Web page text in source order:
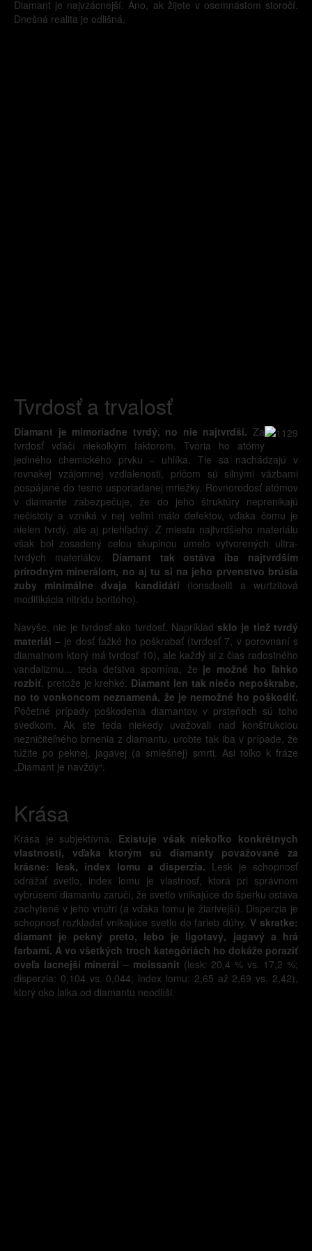
Diamant je najvzácnejší. Áno, ak žijete v osemnástom storočí.
Dnešná realita je odlišná.
Tvrdosť a trvalosť
Diamant je mimoriadne tvrdý, no nie najtvrdší. Za
tvrdosť vďačí niekoľkým faktorom. Tvoria ho atómy
jediného chemického prvku – uhlíka. Tie sa nachádzajú v
rovnakej vzájomnej vzdialenosti, pričom sú silnými väzbami
pospájané do tesno usporiadanej mriežky. Rovnorodosť atómov
v diamante zabezpečuje, že do jeho štruktúry neprenikajú
nečistoty a vzniká v nej veľmi málo defektov, vďaka čomu je
nielen tvrdý, ale aj priehľadný. Z miesta najtvrdšieho materiálu
však bol zosadený celou skupinou umelo vytvorených ultra-
tvrdých materiálov. Diamant tak ostáva iba najtvrdším
prírodným minerálom, no aj tu si na jeho prvenstvo brúsia
zuby minimálne dvaja kandidáti (lonsdaelit a wurtzitová
modifikácia nitridu boritého).
Navyše, nie je tvrdosť ako tvrdosť. Napríklad sklo je tiež tvrdý
materiál – je dosť ťažké ho poškrabať (tvrdosť 7, v porovnaní s
diamatnom ktorý má tvrdosť 10), ale každý si z čias radostného
vandalizmu... teda detstva spomína, že je možné ho ľahko
rozbiť, pretože je krehké. Diamant len tak niečo nepoškrabe,
no to vonkoncom neznamená, že je nemožné ho poškodiť.
Početné prípady poškodenia diamantov v prsteňoch sú toho
svedkom. Ak ste teda niekedy uvažovali nad konštrukciou
nezničiteľného brnenia z diamantu, urobte tak iba v prípade, že
túžite po peknej, jagavej (a smiešnej) smrti. Asi toľko k fráze
„Diamant je navždy“.
Krása
Krása je subjektívna. Existuje však niekoľko konkrétnych
vlastností, vďaka ktorým sú diamanty považované za
krásne: lesk, index lomu a disperzia. Lesk je schopnosť
odrážať svetlo, index lomu je vlastnosť, ktorá pri správnom
vybrúsení diamantu zaručí, že svetlo vnikajúce do šperku ostáva
zachytené v jeho vnútri (a vďaka tomu je žiarivejší). Disperzia je
schopnosť rozkladať vnikajúce svetlo do farieb dúhy.V skratke:
diamant je pekný preto, lebo je ligotavý, jagavý a hrá
farbami. A vo všetkých troch kategóriách ho dokáže poraziť
oveľa lacnejší minerál – moissanit (lesk: 20,4 % vs. 17,2 %;
disperzia: 0,104 vs. 0,044; index lomu: 2,65 až 2,69 vs. 2,42),
ktorý oko laika od diamantu neodlíši.